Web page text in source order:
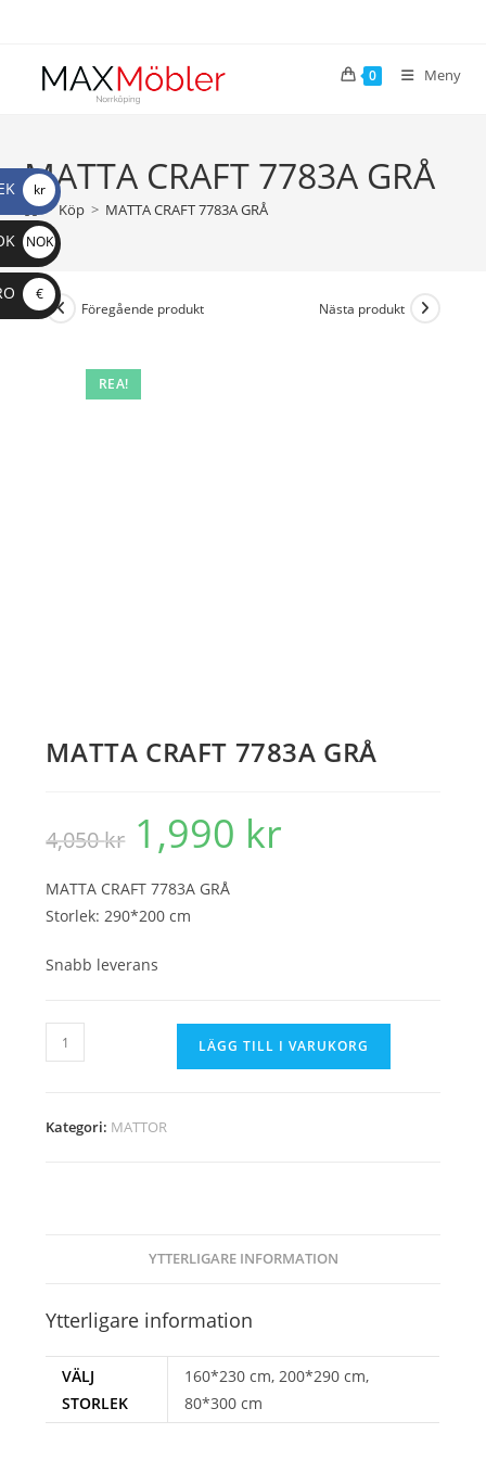
0 Meny
MATTA CRAFT 7783A GRÅ
> Köp > MATTA CRAFT 7783A GRÅ
REA!
Föregående produkt Nästa produkt
MATTA CRAFT 7783A GRÅ
4,050kr
Det
ursprungliga
priset
4,050 kr.
1,990 kr
MATTA CRAFT 7783A GRÅ
Storlek: 290*200 cm
Snabb leverans
MATTA
CRAFT
LÄGG TILL I VARUKORG
Kategori: MATTOR
YTTERLIGARE INFORMATION
Ytterligare information
VÄLJ
STORLEK
160*230 cm, 200*290 cm,
80*300 cm
kr
NOK
€